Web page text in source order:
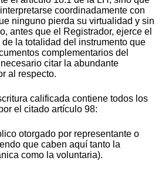
coordinadamente con
ninguno pierda su virtualidad y sin
antes que el Registrador, ejerce el
la totalidad del instrumento que
complementarios del
citar la abundante
al respecto.
calificada contiene todos los
el citado artículo 98:
otorgado por representante o
que caben aquí tanto la
como la voluntaria).